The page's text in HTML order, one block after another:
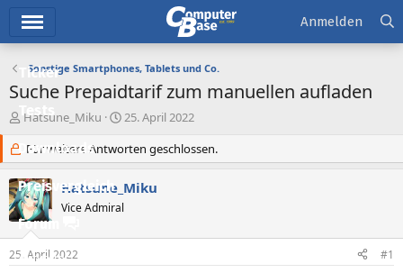
Ticker
Tests
Downloads
Preisvergleich
Forum
Aktuelles
Anmelden
Sonstige Smartphones, Tablets und Co.
Suche Prepaidtarif zum manuellen aufladen
E
s
t
e
l
l
e
Hatsune_Miku
E
s
t
e
l
m
25. April 2022
Für weitere Antworten geschlossen.
Hatsune_Miku
Vice Admiral
25. April 2022 #1